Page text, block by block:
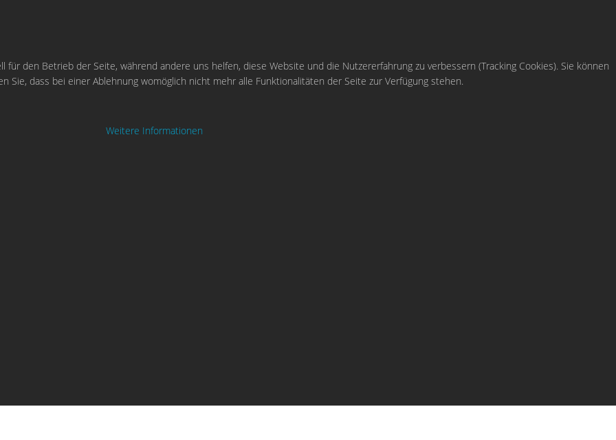
den Betrieb der Seite, während andere uns helfen, diese Website und die Nutzererfahrung zu verbessern (Tracking Cookies). Sie können
dass bei einer Ablehnung womöglich nicht mehr alle Funktionalitäten der Seite zur Verfügung stehen.
Weitere Informationen